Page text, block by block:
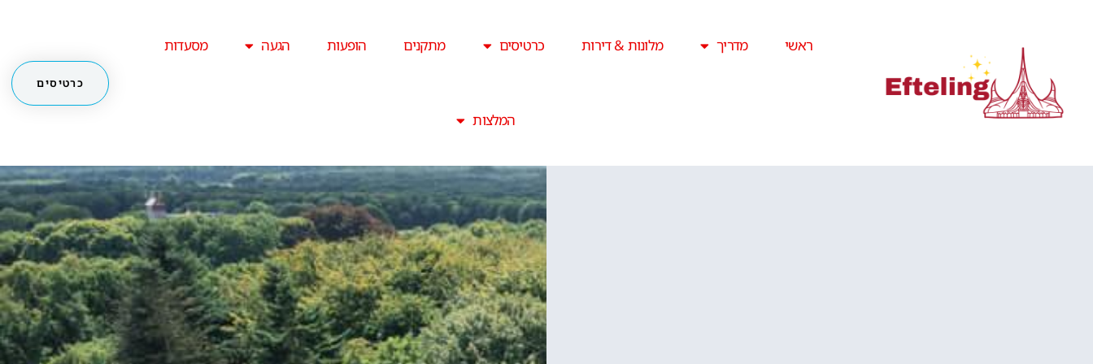
ראשי מדריך מלונות & דירות כרטיסים מתקנים הופעות הגעה מסעדות
המלצות
כרטיסים